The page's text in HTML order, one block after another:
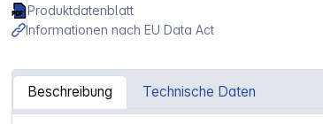
Produktdatenblatt
Informationen nach EU Data Act
Beschreibung Technische Daten